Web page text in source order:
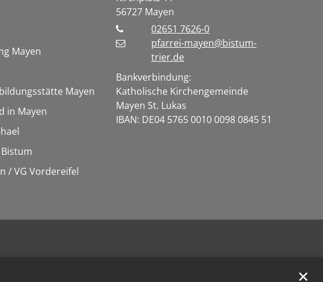
✕
Mayen
Mayen
in Mayen
/ VG Vordereifel
56727 Mayen
02651 7626-0
pfarrei-mayen@bistum-
trier.de
Bankverbindung:
Katholische Kirchengemeinde
Mayen St. Lukas
IBAN: DE04 5765 0010 0098 0845 51